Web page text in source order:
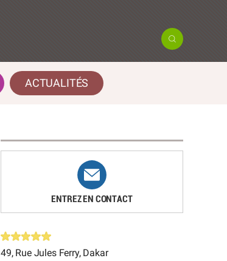
ACTUALITÉS
ENTREZ EN CONTACT
49, Rue Jules Ferry, Dakar